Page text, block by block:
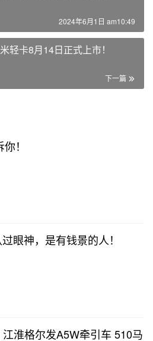
2024年6月1日 am10:49
轻卡8月14日正式上市！
下一篇
！
眼神，是有钱景的人！
淮格尔发A5W牵引车 510马